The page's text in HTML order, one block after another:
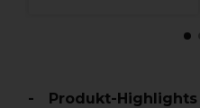
Produkt-Highlights